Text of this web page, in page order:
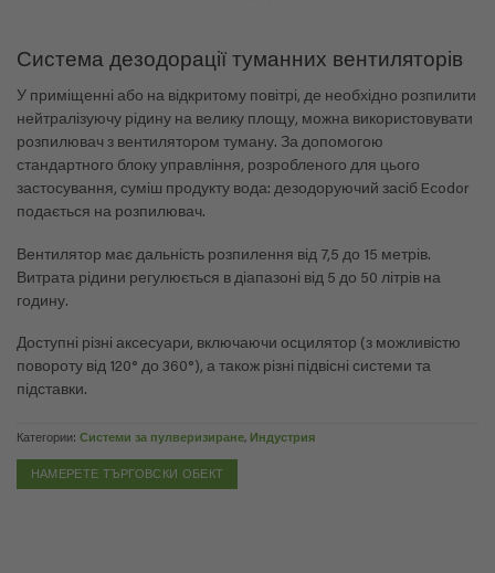
Система дезодорації туманних вентиляторів
У приміщенні або на відкритому повітрі, де необхідно розпилити
нейтралізуючу рідину на велику площу, можна використовувати
розпилювач з вентилятором туману. За допомогою
стандартного блоку управління, розробленого для цього
застосування, суміш продукту вода: дезодоруючий засіб Ecodor
подається на розпилювач.
Вентилятор має дальність розпилення від 7,5 до 15 метрів.
Витрата рідини регулюється в діапазоні від 5 до 50 літрів на
годину.
Доступні різні аксесуари, включаючи осцилятор (з можливістю
повороту від 120° до 360°), а також різні підвісні системи та
підставки.
Категории: Системи за пулверизиране, Индустрия
НАМЕРЕТЕ ТЪРГОВСКИ ОБЕКТ